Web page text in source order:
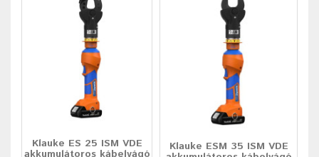
Klauke ES 25 ISM VDE
akkumulátoros kábelvágó
Klauke ESM 35 ISM VDE